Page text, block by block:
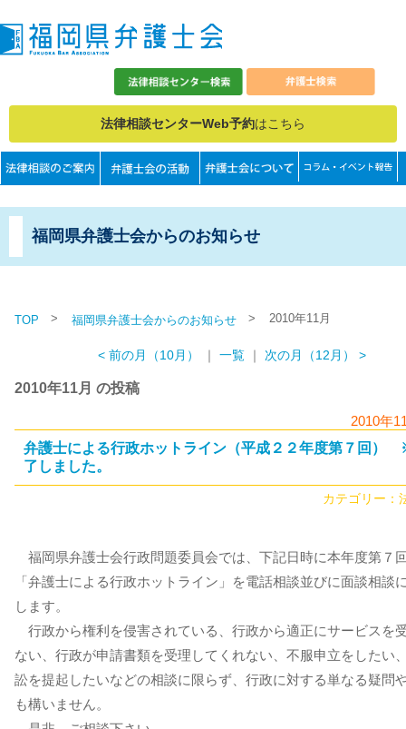
法律相談センターWeb予約はこちら
福岡県弁護士会からのお知らせ
TOP > 福岡県弁護士会からのお知らせ > 2010年11月
< 前の月（10月） ｜ 一覧 ｜ 次の月（12月） >
2010年11月 の投稿
2010年
弁護士による行政ホットライン（平成２２年度第７回）
了しました。
カテゴリー：
福岡県弁護士会行政問題委員会では、下記日時に本年度第７
「弁護士による行政ホットライン」を電話相談並びに面談相談
します。
行政から権利を侵害されている、行政から適正にサービスを
ない、行政が申請書類を受理してくれない、不服申立をしたい
訟を提起したいなどの相談に限らず、行政に対する単なる疑問
も構いません。